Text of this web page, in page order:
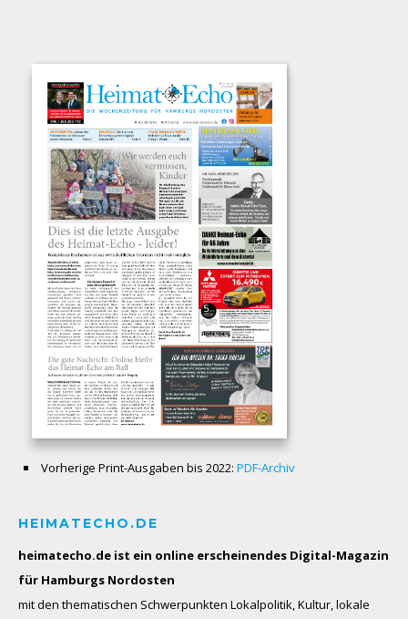
Vorherige Print-Ausgaben bis 2022: PDF-Archiv
HEIMATECHO.DE
heimatecho.de ist ein online erscheinendes Digital-Magazin
für Hamburgs Nordosten
mit den thematischen Schwerpunkten Lokalpolitik, Kultur, lokale